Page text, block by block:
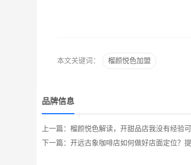
本文关键词： 榴颜悦色加盟
品牌信息
上一篇：榴颜悦色解读，开甜品店我没有经验可
下一篇：开远古象咖啡店如何做好店面定位？